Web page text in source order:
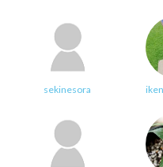
sekinesora